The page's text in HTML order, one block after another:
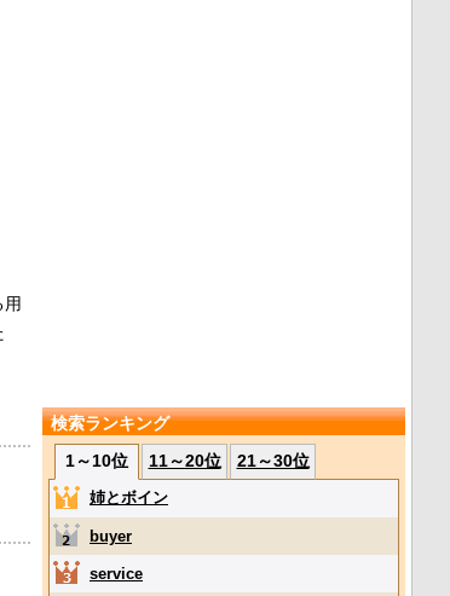
検索ランキング
1～10位
11～20位 21～30位
姉とボイン
buyer
service